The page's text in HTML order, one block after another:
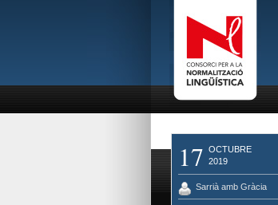
17 OCTUBRE
2019
Sarrià amb Gràcia